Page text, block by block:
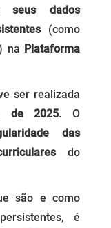
seus dados
(como
na Plataforma
ser realizada
de 2025. O
das
do
são e como
é